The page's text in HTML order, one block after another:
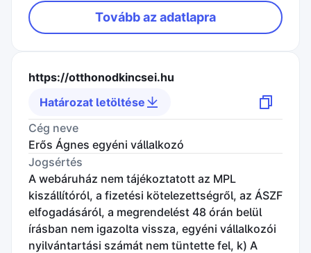
Tovább az adatlapra
https://otthonodkincsei.hu
Határozat letöltése
Cég neve
Erős Ágnes egyéni vállalkozó
Jogsértés
A webáruház nem tájékoztatott az MPL
kiszállítóról, a fizetési kötelezettségről, az ÁSZF
elfogadásáról, a megrendelést 48 órán belül
írásban nem igazolta vissza, egyéni vállalkozói
nyilvántartási számát nem tüntette fel, k) A